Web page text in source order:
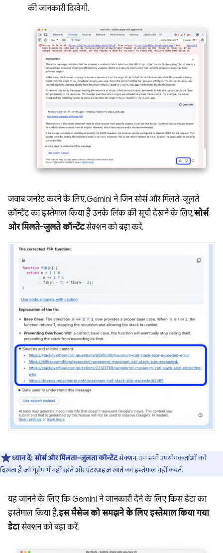
की जानकारी दिखेगी.
जवाब जनरेट करने के लिए, Gemini ने जिन सोर्स और मिलते-जुलते
कॉन्टेंट का इस्तेमाल किया है उनके लिंक की सूची देखने के लिए,सोर्स
और मिलते-जुलते कॉन्टेंटसेक्शन को बड़ा करें.
ध्यान दें:सोर्स और मिलता-जुलता कॉन्टेंटसेक्शन, उन सभी उपयोगकर्ताओं को
दिखता है जो यूरोप में नहीं रहते और एंटरप्राइज़ खाते का इस्तेमाल नहीं करते.
यह जानने के लिए कि Gemini ने जानकारी देने के लिए किस डेटा का
इस्तेमाल किया है,इस मैसेज को समझने के लिए इस्तेमाल किया गया
डेटासेक्शन को बड़ा करें.